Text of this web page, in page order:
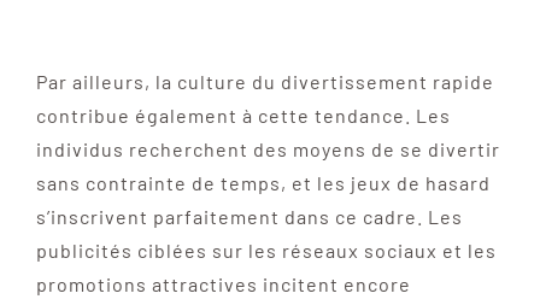
Par ailleurs, la culture du divertissement rapide
contribue également à cette tendance. Les
individus recherchent des moyens de se divertir
sans contrainte de temps, et les jeux de hasard
s’inscrivent parfaitement dans ce cadre. Les
publicités ciblées sur les réseaux sociaux et les
promotions attractives incitent encore